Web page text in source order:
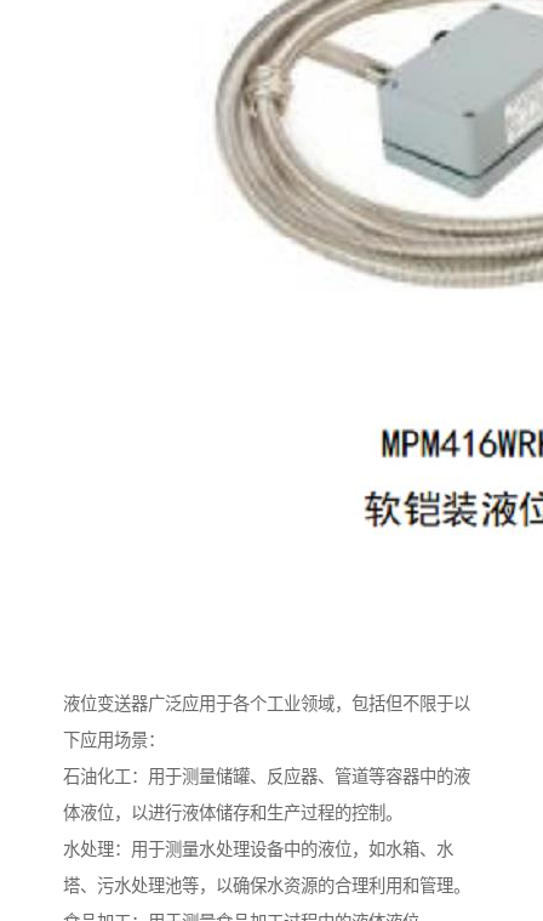
液位变送器广泛应用于各个工业领域，包括但不限于以
下应用场景：
石油化工：用于测量储罐、反应器、管道等容器中的液
体液位，以进行液体储存和生产过程的控制。
水处理：用于测量水处理设备中的液位，如水箱、水
塔、污水处理池等，以确保水资源的合理利用和管理。